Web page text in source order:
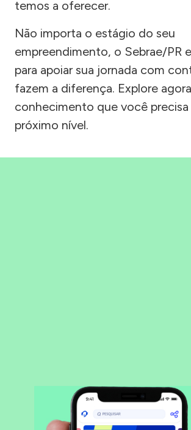
temos a oferecer.
Não importa o estágio do seu
empreendimento, o Sebrae/PR
para apoiar sua jornada com
fazem a diferença. Explore
conhecimento que você precisa
próximo nível.